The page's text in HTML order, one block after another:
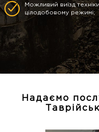
Можливий виїзд
цілодобовому режимі;
Надаємо